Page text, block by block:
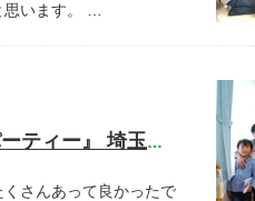
います。
開催しました! 『新築お披露目パーティー』 埼玉県草加市 K様宅
さんあって良かったで